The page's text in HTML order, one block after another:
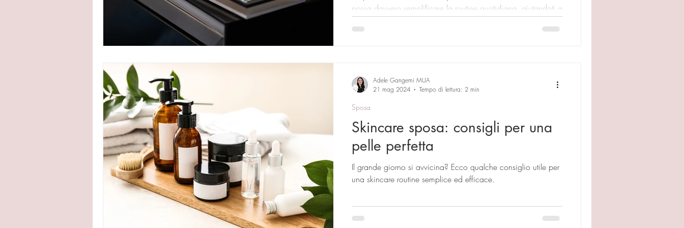
possa davvero semplificare la routine quotidiana, aiutandoti a
valorizzare il tuo viso con tecniche pratiche e personalizzate.
Un’esperienza utile per sentirti più sicura davanti allo specchio
Skincare sposa: consigli per una
pelle perfetta
Il grande giorno si avvicina? Ecco qualche consiglio utile per
una skincare routine semplice ed efficace.
Sposa
Adele Gangemi MUA
21 mag 2024
Tempo di lettura: 2 min